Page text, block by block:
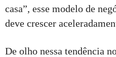
casa”, esse modelo de
deve crescer
De olho nessa tendência